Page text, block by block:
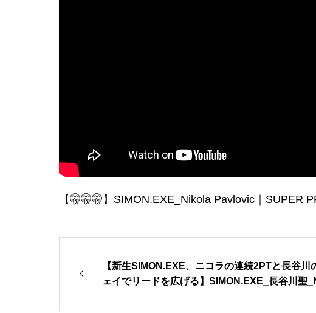
【🤫🤫🤫】SIMON.EXE_Nikola Pavlovic｜SUPER
【新生SIMON.EXE、ニコラの連続2PTと長谷川
ェイでリードを広げる】SIMON.EXE_長谷川聖